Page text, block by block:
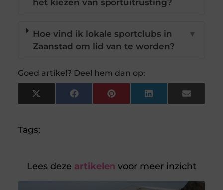
het kiezen van sportuitrusting?
Hoe vind ik lokale sportclubs in
Zaanstad om lid van te worden?
▼
Goed artikel? Deel hem dan op:
X
(Twitter)
FacebookPinterestLinkedInEmail
Tags:
Lees deze artikelen voor meer inzicht